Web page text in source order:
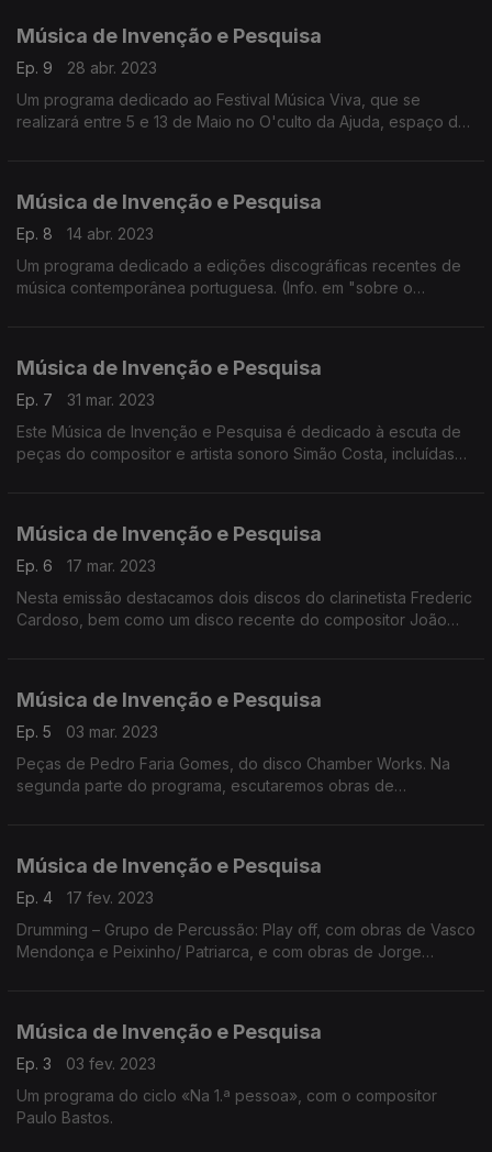
Música de Invenção e Pesquisa
Ep. 9
28 abr. 2023
Um programa dedicado ao Festival Música Viva, que se
realizará entre 5 e 13 de Maio no O'culto da Ajuda, espaço da
Música de Invenção e Pesquisa
Ep. 8
14 abr. 2023
Um programa dedicado a edições discográficas recentes de
música contemporânea portuguesa. (Info. em "sobre o
Música de Invenção e Pesquisa
Ep. 7
31 mar. 2023
Este Música de Invenção e Pesquisa é dedicado à escuta de
peças do compositor e artista sonoro Simão Costa, incluídas
Música de Invenção e Pesquisa
Ep. 6
17 mar. 2023
Nesta emissão destacamos dois discos do clarinetista Frederic
Cardoso, bem como um disco recente do compositor João
Música de Invenção e Pesquisa
Ep. 5
03 mar. 2023
Peças de Pedro Faria Gomes, do disco Chamber Works. Na
segunda parte do programa, escutaremos obras de
Música de Invenção e Pesquisa
Ep. 4
17 fev. 2023
Drumming – Grupo de Percussão: Play off, com obras de Vasco
Mendonça e Peixinho/ Patriarca, e com obras de Jorge
Música de Invenção e Pesquisa
Ep. 3
03 fev. 2023
Um programa do ciclo «Na 1.ª pessoa», com o compositor
Paulo Bastos.